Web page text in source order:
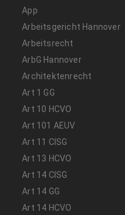
App
Arbeitsgericht Hannover
Arbeitsrecht
ArbG Hannover
Architektenrecht
Art 1 GG
Art 10 HCVO
Art 101 AEUV
Art 11 CISG
Art 13 HCVO
Art 14 CISG
Art 14 GG
Art 14 HCVO